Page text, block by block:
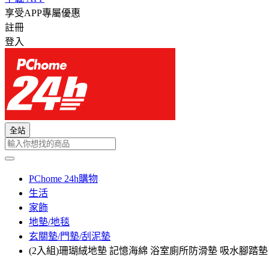
享受APP專屬優惠
註冊
登入
全站
PChome 24h購物
生活
家飾
地墊/地毯
玄關墊/門墊/刮泥墊
(2入組)珊瑚絨地墊 記憶海綿 浴室廁所防滑墊 吸水腳踏墊